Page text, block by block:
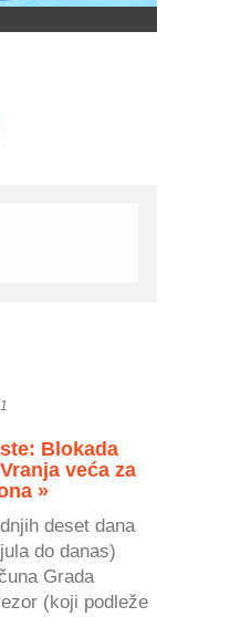
Blokada
veća za
»
deset dana
do danas)
Grada
(koji podleže